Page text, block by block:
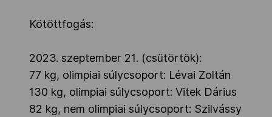
Kötöttfogás:
2023. szeptember 21. (csütörtök):
77 kg, olimpiai súlycsoport: Lévai Zoltán
130 kg, olimpiai súlycsoport: Vitek Dárius
82 kg, nem olimpiai súlycsoport: Szilvássy